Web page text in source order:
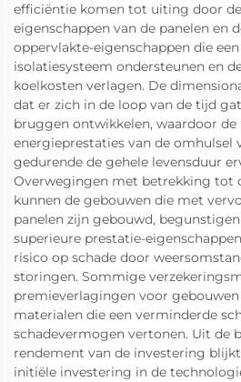
efficiëntie komen tot uiting door
eigenschappen van de panelen en
oppervlakte-eigenschappen die
isolatiesysteem ondersteunen en
koelkosten verlagen. De
dat er zich in de loop van de tijd
bruggen ontwikkelen, waardoor
energieprestaties van de omhulsel
gedurende de gehele levensduur
Overwegingen met betrekking tot
kunnen de gebouwen die met
panelen zijn gebouwd,
superieure prestatie-
risico op schade door
storingen. Sommige
premieverlagingen voor
materialen die een verminderde
schadevermogen vertonen. Uit de
rendement van de investering
initiële investering in de